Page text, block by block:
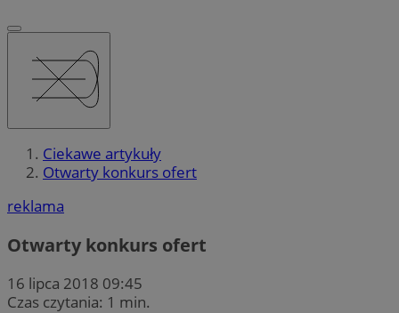
Ciekawe artykuły
Otwarty konkurs ofert
reklama
Otwarty konkurs ofert
16 lipca 2018 09:45
Czas czytania: 1 min.